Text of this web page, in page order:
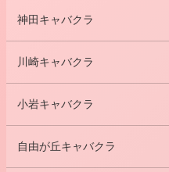
神田キャバクラ
川崎キャバクラ
小岩キャバクラ
自由が丘キャバクラ